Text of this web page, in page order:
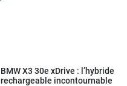
BMW X3 30e xDrive : l’hybride
rechargeable incontournable